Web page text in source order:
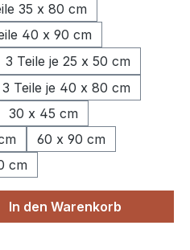
35 x 80 cm
40 x 90 cm
3 Teile je 25 x 50 cm
3 Teile je 40 x 80 cm
30 x 45 cm
60 x 90 cm
cm
den
In den Warenkorb